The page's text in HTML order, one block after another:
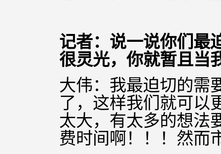
记者：说一说你们最
很灵光，你就暂且当
大伟：我最迫切的
了，这样我们就可以
太大，有太多的想法
费时间啊！！！然而